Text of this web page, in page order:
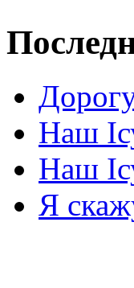
Наш
Наш
Я